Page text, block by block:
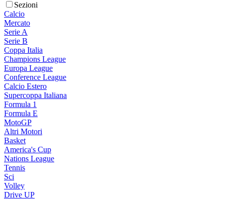
Sezioni
Calcio
Mercato
Serie A
Serie B
Coppa Italia
Champions League
Europa League
Conference League
Calcio Estero
Supercoppa Italiana
Formula 1
Formula E
MotoGP
Altri Motori
Basket
America's Cup
Nations League
Tennis
Sci
Volley
Drive UP